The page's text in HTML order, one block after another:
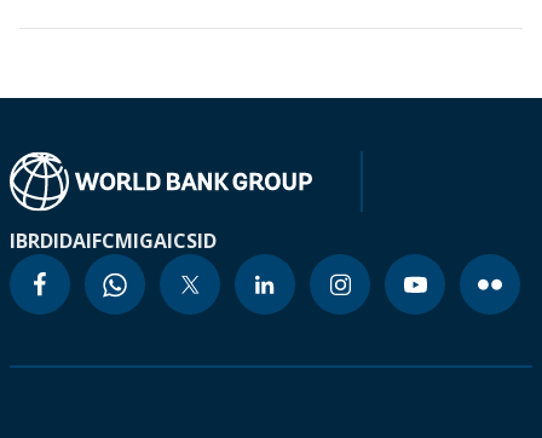
IBRDIDAIFCMIGAICSID